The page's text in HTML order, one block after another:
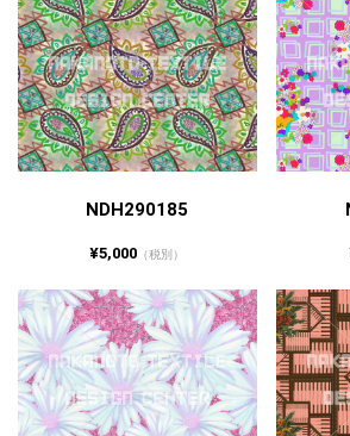
NDH290185
¥5,000 （税別）